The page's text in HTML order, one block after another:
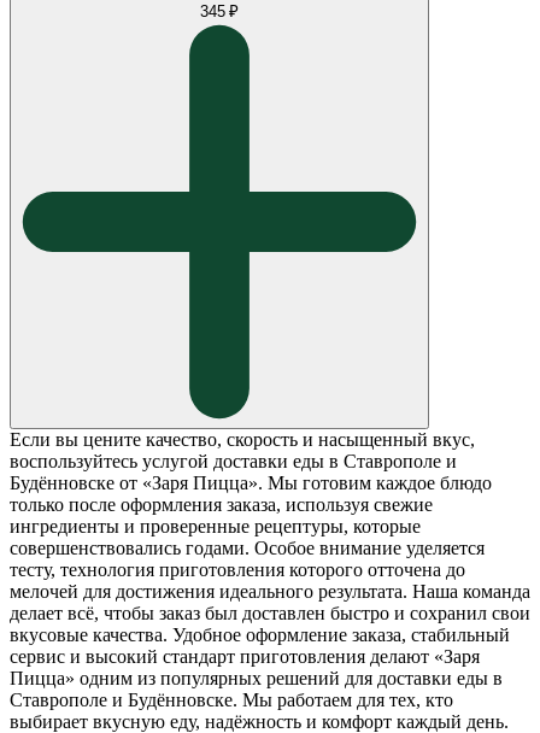
345 ₽
Если вы цените качество, скорость и насыщенный вкус,
воспользуйтесь услугой доставки еды в Ставрополе и
Будённовске от «Заря Пицца». Мы готовим каждое блюдо
только после оформления заказа, используя свежие
ингредиенты и проверенные рецептуры, которые
совершенствовались годами. Особое внимание уделяется
тесту, технология приготовления которого отточена до
мелочей для достижения идеального результата. Наша команда
делает всё, чтобы заказ был доставлен быстро и сохранил свои
вкусовые качества. Удобное оформление заказа, стабильный
сервис и высокий стандарт приготовления делают «Заря
Пицца» одним из популярных решений для доставки еды в
Ставрополе и Будённовске. Мы работаем для тех, кто
выбирает вкусную еду, надёжность и комфорт каждый день.